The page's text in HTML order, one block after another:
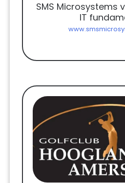
SMS Microsystems
IT